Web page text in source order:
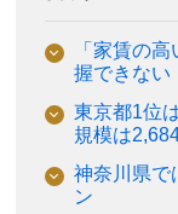
「家賃の
握できない
東京都1位
規模は
神奈川県で
ン